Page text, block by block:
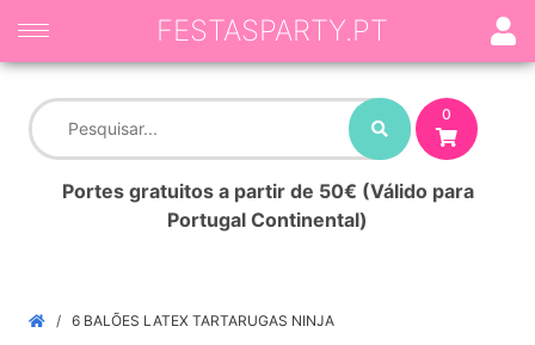
0
Portes gratuitos a partir de 50€ (Válido para
Portugal Continental)
FESTASPARTY.PT
6 BALÕES LATEX TARTARUGAS NINJA